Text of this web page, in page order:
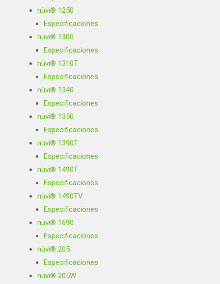
nüvi® 1250
Especificaciones
nüvi® 1300
Especificaciones
nüvi® 1310T
Especificaciones
nüvi® 1340
Especificaciones
nüvi® 1350
Especificaciones
nüvi® 1390T
Especificaciones
nüvi® 1490T
Especificaciones
nüvi® 1490TV
Especificaciones
nüvi® 1690
Especificaciones
nüvi® 205
Especificaciones
nüvi® 205W